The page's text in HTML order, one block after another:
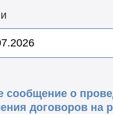
о
договоров на